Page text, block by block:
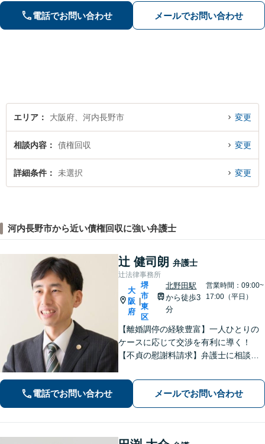
回無料でご相談をお聞きしています
電話でお問い合わせ メールでお問い合わせ
エリア 大阪府、河内長野市 変更
相談内容 債権回収 変更
詳細条件 未選択 変更
河内長野市から近い債権回収に強い弁護士
辻 健司朗 弁護士
辻法律事務所
大
阪
府
|
堺
市
東
区
北野田駅
から徒歩3
分
営業時間：09:00~
17:00（平日）
【離婚調停の経験豊富】一人ひとりの
ケースに応じて交渉を有利に導く！
【不貞の慰謝料請求】弁護士に相談す
の証拠収集アドバイス【親権・養育
費・面会交流の問題にも対応】【北野
田駅3分】【完全個室で秘密厳守】
電話でお問い合わせ メールでお問い合わせ